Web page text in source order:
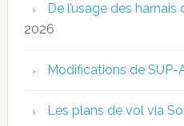
De l’usage des harnais
2026
Modifications de SUP-
Les plans de vol via